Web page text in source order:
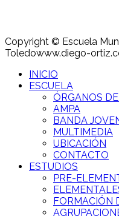
Copyright © Escuela
Toledowww.diego-
INICIO
ESCUELA
ÓRGANOS
AMPA
BANDA
MULTIMEDIA
UBICACIÓN
CONTACTO
ESTUDIOS
PRE-
FORMACIÓN